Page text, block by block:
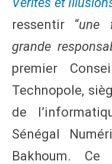
ressentir “une
grande
premier
Technopole,
de
Sénégal
Bakhoum.